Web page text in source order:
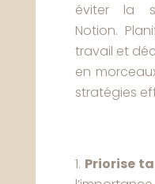
éviter la
Notion.
travail et
en
stratégies
Priorise